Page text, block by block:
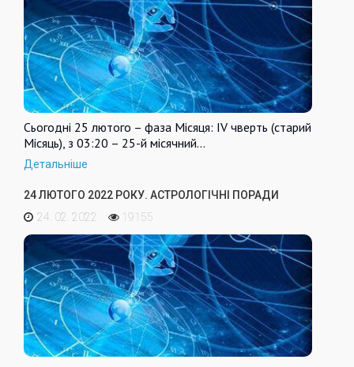
Сьогодні 25 лютого – фаза Місяця: IV чверть (старий
Місяць), з 03:20 – 25-й місячний…
Детальніше
24 ЛЮТОГО 2022 РОКУ. АСТРОЛОГІЧНІ ПОРАДИ
24. 02. 2022
19155